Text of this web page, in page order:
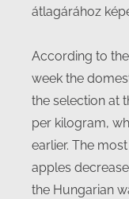
átlagárához
According to
week the
the selection at
per kilogram,
earlier. The
apples
the Hungarian